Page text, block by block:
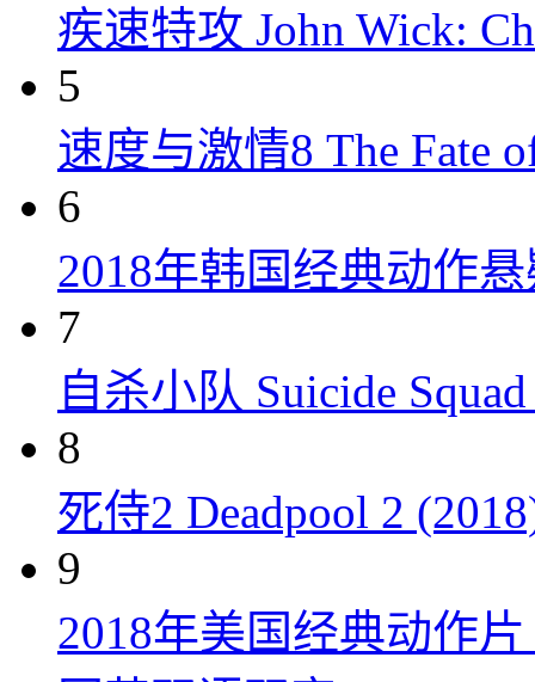
疾速特攻 John Wick:
5
速度与激情8 The Fate
6
2018年韩国经典动作
7
自杀小队 Suicide
8
死侍2 Deadpool 2
9
2018年美国经典动作